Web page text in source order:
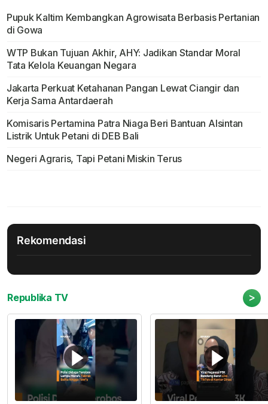
Pupuk Kaltim Kembangkan Agrowisata Berbasis Pertanian
di Gowa
WTP Bukan Tujuan Akhir, AHY: Jadikan Standar Moral
Tata Kelola Keuangan Negara
Jakarta Perkuat Ketahanan Pangan Lewat Ciangir dan
Kerja Sama Antardaerah
Komisaris Pertamina Patra Niaga Beri Bantuan Alsintan
Listrik Untuk Petani di DEB Bali
Negeri Agraris, Tapi Petani Miskin Terus
Rekomendasi
Republika TV >